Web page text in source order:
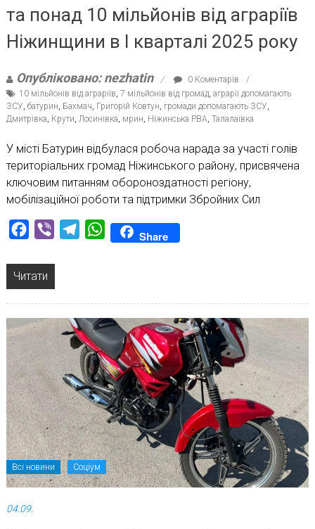
та понад 10 мільйонів від аграріїв
Ніжинщини в І кварталі 2025 року
Опубліковано: nezhatin
0 Коментарів
10 мільйонів від аграріїв, 7 мільйонів від громад, аграрії допомагають
ЗСУ, батурин, Бахмач, Григорій Ковтун, громади допомагають ЗСУ,
Дмитрівка, Крути, Лосинівка, мрин, Ніжинська РВА, Талалаївка
У місті Батурин відбулася робоча нарада за участі голів
територіальних громад Ніжинського району, присвячена
ключовим питанням обороноздатності регіону,
мобілізаційної роботи та підтримки Збройних Сил
Facebook
Viber TelegramWhatsAppShare
Читати
Всі новини Соціум
04.09.